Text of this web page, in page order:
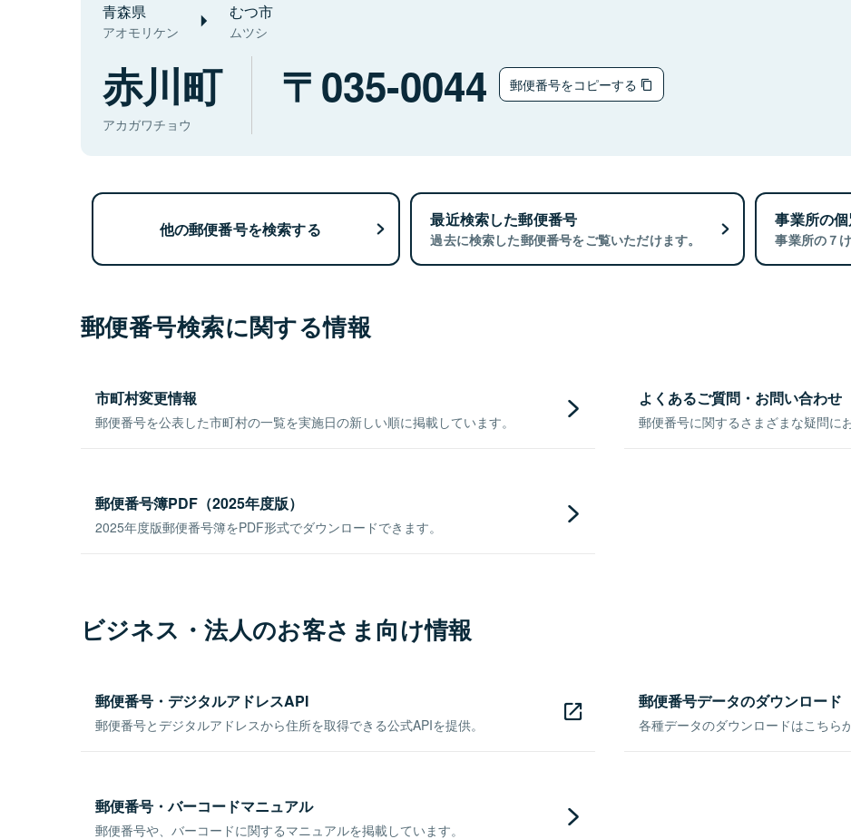
青森県
アオモリケン
むつ市
ムツシ
赤川町
アカガワチョウ
035-0044 郵便番号をコピーする
他の郵便番号を検索する 最近検索した郵便番号
過去に検索した郵便番号をご覧いただけます。
事業所の
事業所の７
郵便番号検索に関する情報
市町村変更情報
郵便番号を公表した市町村の一覧を実施日の新しい順に掲載しています。
よくあるご質問・お問い合わせ
郵便番号に関するさまざまな疑問に
郵便番号簿PDF（2025年度版）
2025年度版郵便番号簿をPDF形式でダウンロードできます。
ビジネス・法人のお客さま向け情報
郵便番号・デジタルアドレスAPI
郵便番号とデジタルアドレスから住所を取得できる公式APIを提供。
郵便番号データのダウンロード
各種データのダウンロードはこちら
郵便番号・バーコードマニュアル
郵便番号や、バーコードに関するマニュアルを掲載しています。